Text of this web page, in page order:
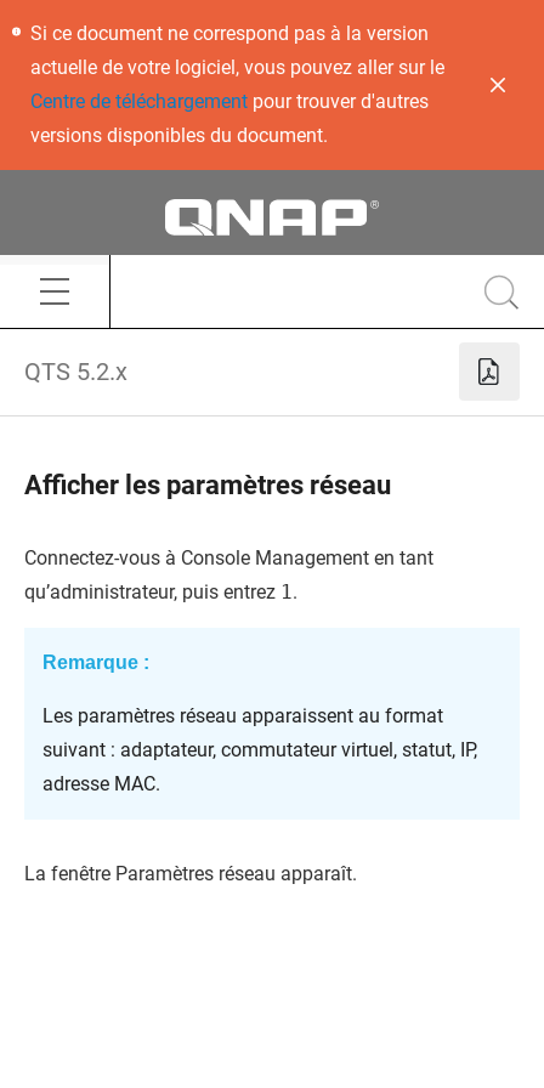
Si ce document ne correspond pas à la version
actuelle de votre logiciel, vous pouvez aller sur le
Centre de téléchargementpour trouver d'autres
versions disponibles du document.
QTS 5.2.x
Afficher les paramètres réseau
Connectez-vous à Console Management en tant
qu’administrateur, puis entrez 1.
Remarque :
Les paramètres réseau apparaissent au format
suivant : adaptateur, commutateur virtuel, statut, IP,
adresse MAC.
La fenêtre Paramètres réseau apparaît.